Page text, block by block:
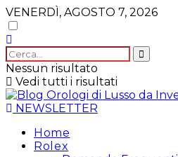
VENERDÌ, AGOSTO 7, 2026
Nessun risultato
Vedi tutti i risultati
NEWSLETTER
Home
Rolex